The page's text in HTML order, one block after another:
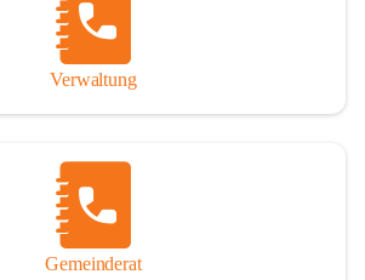
Verwaltung
Gemeinderat